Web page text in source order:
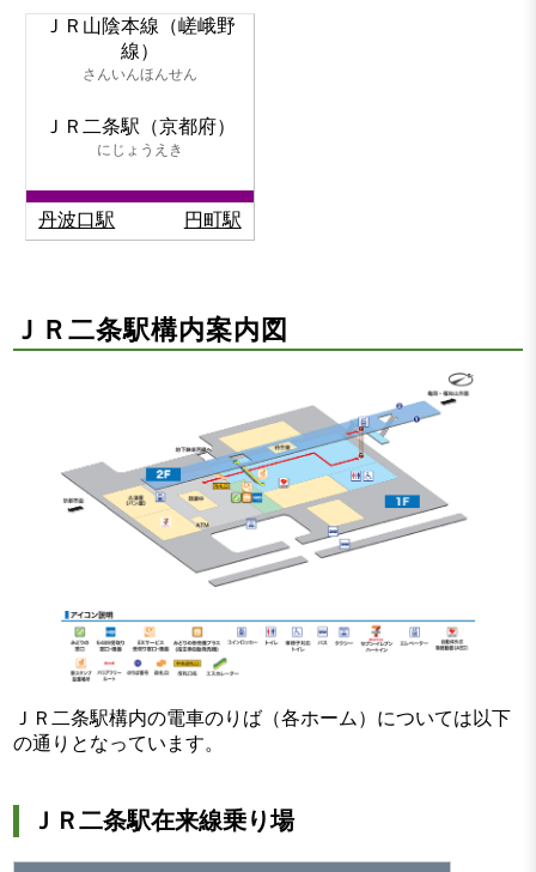
ＪＲ山陰本線（嵯峨野
線）
さんいんほんせん
ＪＲ二条駅（京都府）
にじょうえき
丹波口駅 円町駅
ＪＲ二条駅構内案内図
ＪＲ二条駅構内の電車のりば（各ホーム）については以下
の通りとなっています。
ＪＲ二条駅在来線乗り場